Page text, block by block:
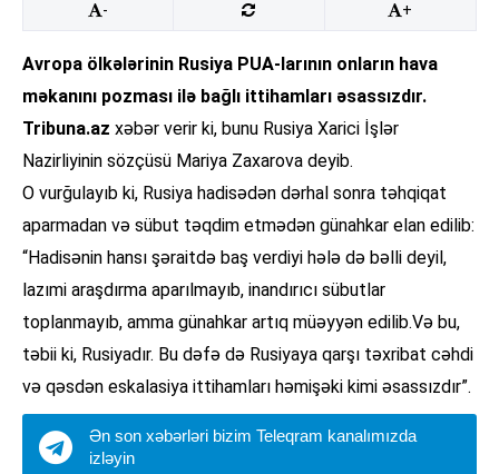
- +
Avropa ölkələrinin Rusiya PUA-larının onların hava
məkanını pozması ilə bağlı ittihamları əsassızdır.
Tribuna.az xəbər verir ki, bunu Rusiya Xarici İşlər
Nazirliyinin sözçüsü Mariya Zaxarova deyib.
O vurğulayıb ki, Rusiya hadisədən dərhal sonra təhqiqat
aparmadan və sübut təqdim etmədən günahkar elan edilib:
“Hadisənin hansı şəraitdə baş verdiyi hələ də bəlli deyil,
lazımi araşdırma aparılmayıb, inandırıcı sübutlar
toplanmayıb, amma günahkar artıq müəyyən edilib.Və bu,
təbii ki, Rusiyadır. Bu dəfə də Rusiyaya qarşı təxribat cəhdi
və qəsdən eskalasiya ittihamları həmişəki kimi əsassızdır”.
Ən son xəbərləri bizim Teleqram kanalımızda
izləyin